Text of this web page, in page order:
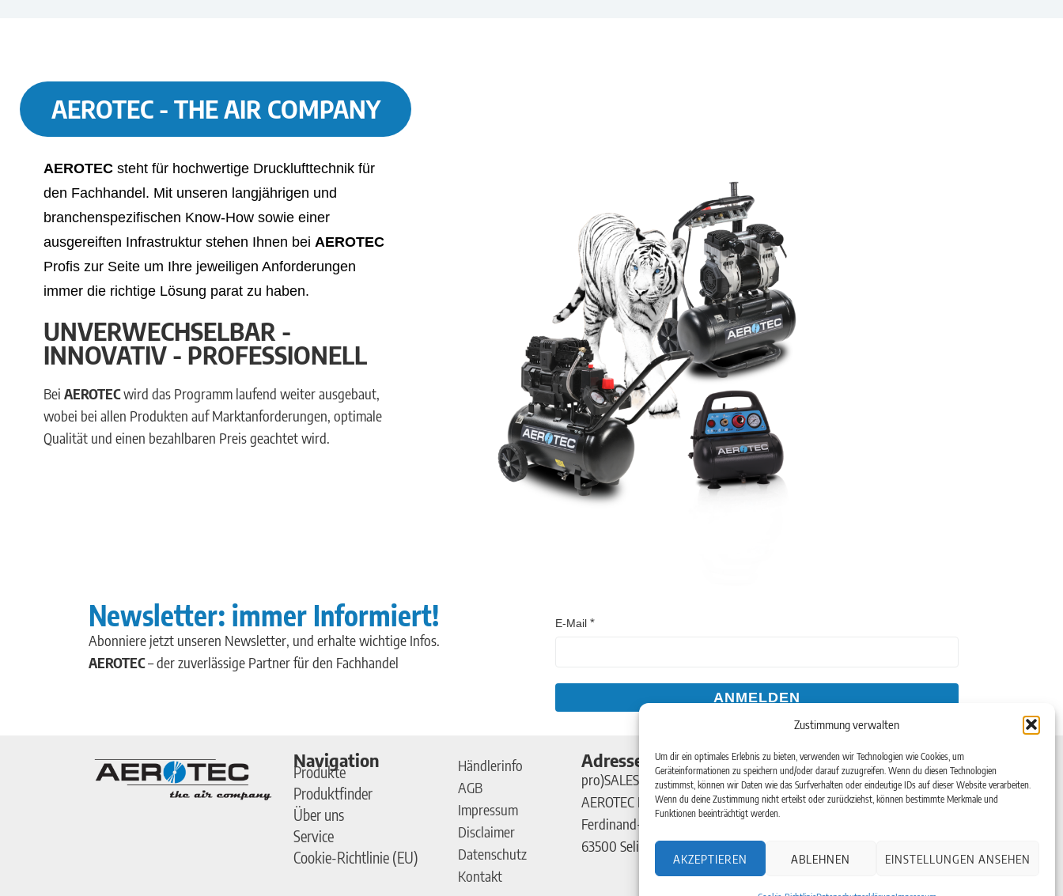
Zustimmung verwalten
Um dir ein optimales Erlebnis zu bieten, verwenden wir Technologien wie Cookies, um
Geräteinformationen zu speichern und/oder darauf zuzugreifen. Wenn du diesen Technologien
zustimmst, können wir Daten wie das Surfverhalten oder eindeutige IDs auf dieser Website verarbeiten.
Wenn du deine Zustimmung nicht erteilst oder zurückziehst, können bestimmte Merkmale und
Funktionen beeinträchtigt werden.
AKZEPTIEREN ABLEHNEN EINSTELLUNGEN ANSEHEN
AEROTEC - THE AIR COMPANY
AEROTEC steht für hochwertige Drucklufttechnik für
den Fachhandel. Mit unseren langjährigen und
branchenspezifischen Know-How sowie einer
ausgereiften Infrastruktur stehen Ihnen bei AEROTEC
Profis zur Seite um Ihre jeweiligen Anforderungen
immer die richtige Lösung parat zu haben.
UNVERWECHSELBAR -
INNOVATIV - PROFESSIONELL
Bei AEROTECwird das Programm laufend weiter ausgebaut,
wobei bei allen Produkten auf Marktanforderungen, optimale
Qualität und einen bezahlbaren Preis geachtet wird.
Newsletter: immer Informiert!
Abonniere jetzt unseren Newsletter, und erhalte wichtige Infos.
AEROTEC– der zuverlässige Partner für den Fachhandel
E-Mail
ANMELDEN
Navigation
Produkte
Produktfinder
Über uns
Service
Cookie-Richtlinie (EU)
Händlerinfo
AGB
Impressum
Disclaimer
Datenschutz
Kontakt
Adresse
pro)SALES GmbH
AEROTEC Kompressoren
Ferdinand-Porsche-Straße 16
63500 Seligenstadt
Kontakt
Telefon: +49(0)6182-99 38 7-0
Telefax: +49(0)6182-99 38 7-20